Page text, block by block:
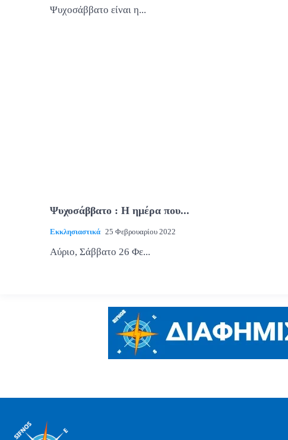
Ψυχοσάββατο είναι η...
Ψυχοσάββατο : Η ημέρα που...
Εκκλησιαστικά 25 Φεβρουαρίου 2022
Αύριο, Σάββατο 26 Φε...